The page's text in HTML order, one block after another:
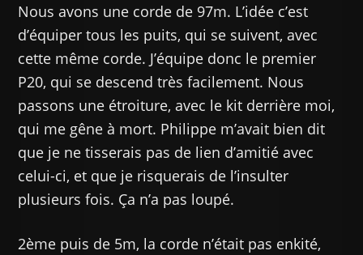
Nous avons une corde de 97m. L’idée c’est
d’équiper tous les puits, qui se suivent, avec
cette même corde. J’équipe donc le premier
P20, qui se descend très facilement. Nous
passons une étroiture, avec le kit derrière moi,
qui me gêne à mort. Philippe m’avait bien dit
que je ne tisserais pas de lien d’amitié avec
celui-ci, et que je risquerais de l’insulter
plusieurs fois. Ça n’a pas loupé.
2ème puis de 5m, la corde n’était pas enkité,